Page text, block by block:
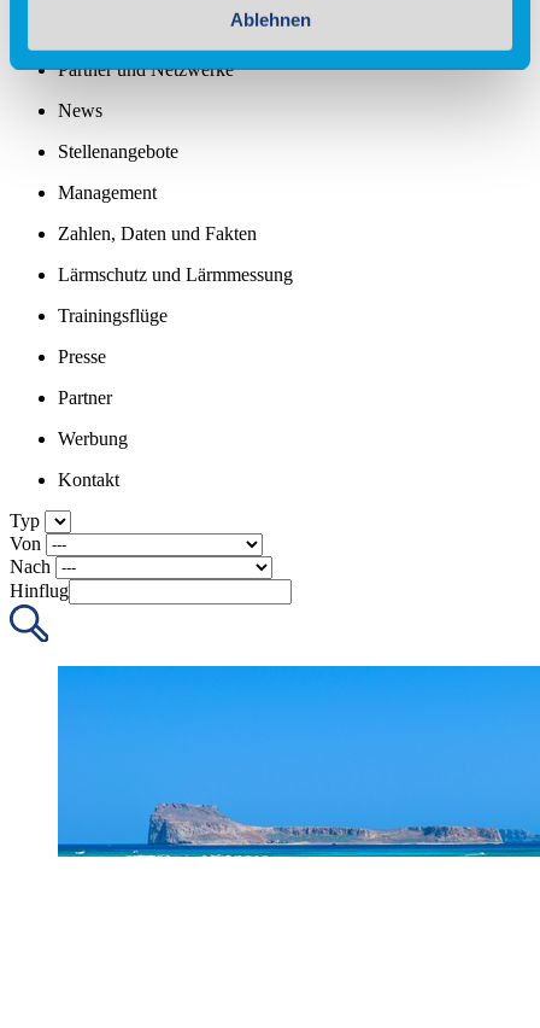
Ablehnen
Partner und Netzwerke
News
Stellenangebote
Management
Zahlen, Daten und Fakten
Lärmschutz und Lärmmessung
Trainingsflüge
Presse
Partner
Werbung
Kontakt
Typ
Von
Nach
Hinflug